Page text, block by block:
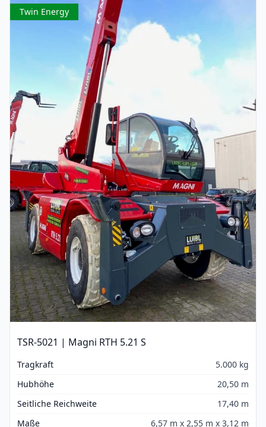
Twin Energy
TSR-5021 | Magni RTH 5.21 S
Tragkraft
5.000 kg
Hubhöhe
20,50 m
Seitliche Reichweite
17,40 m
Maße
6,57 m x 2,55 m x 3,12 m